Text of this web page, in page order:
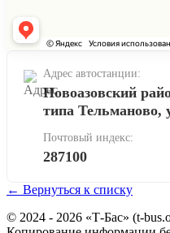
Адрес автостанции:
Новоазовский
типа Тельманово,
Почтовый индекс:
287100
← Вернуться к списку
© 2024 - 2026 «Т-Бас» (t-